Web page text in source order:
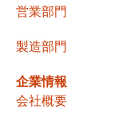
ビ
ゲ
営業部門
製造部門
企業情報
会社概要